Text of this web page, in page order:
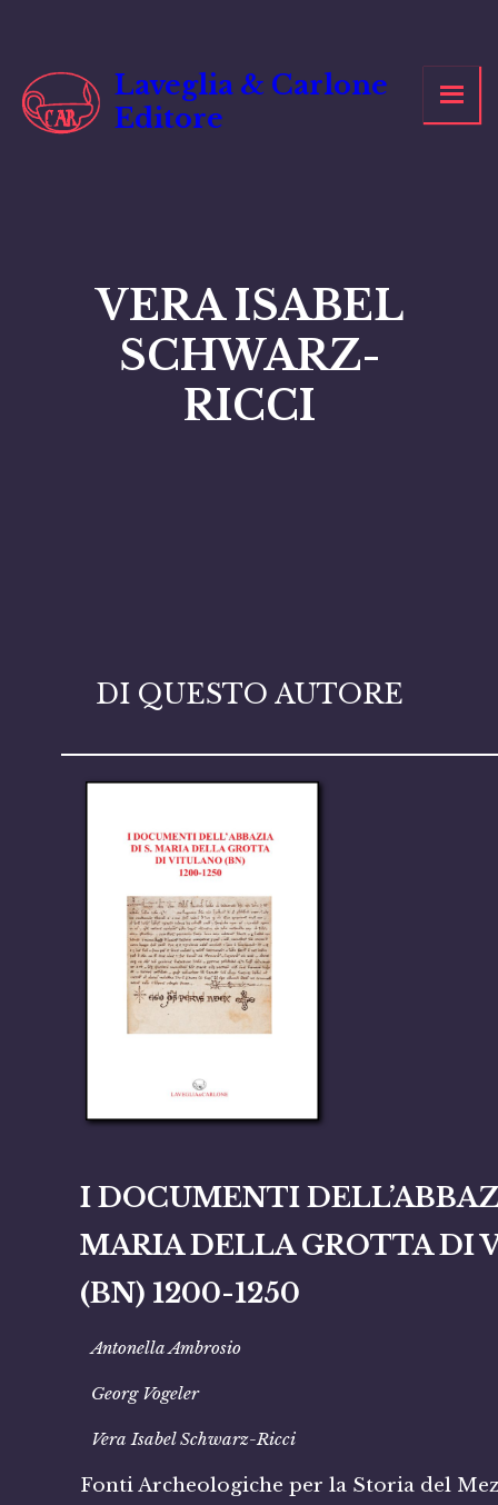
contenuto
Laveglia & Carlone
Editore
VERA ISABEL
SCHWARZ-
RICCI
DI QUESTO AUTORE
I DOCUMENTI
MARIA DELLA GROTTA DI
(BN) 1200-1250
Antonella Ambrosio
Georg Vogeler
Vera Isabel Schwarz-Ricci
Fonti Archeologiche per la Storia del